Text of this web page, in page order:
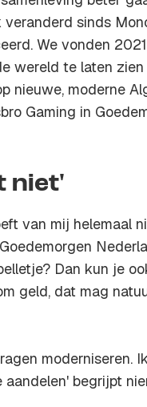
sinds
We vonden
wereld te laten
nieuwe, moderne
Gaming in
niet'
van mij helemaal
Dan kun je
geld, dat mag
moderniseren.
begrijpt